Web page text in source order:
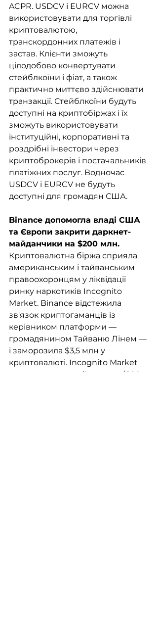
ACPR. USDCV і EURCV можна
використовувати для торгівлі
криптовалютою,
транскордонних платежів і
застав. Клієнти зможуть
цілодобово конвертувати
стейблкоїни і фіат, а також
практично миттєво здійснювати
транзакції. Стейблкоїни будуть
доступні на криптобіржах і їх
зможуть використовувати
інституційні, корпоративні та
роздрібні інвестори через
криптоброкерів і постачальників
платіжних послуг. Водночас
USDCV і EURCV не будуть
доступні для громадян США.
Binance допомогла владі США
та Європи закрити даркнет-
майданчики на $200 млн.
Криптовалютна біржа сприяла
американським і тайванським
правоохоронцям у ліквідації
ринку наркотиків Incognito
Market. Binance відстежила
зв'язок криптогаманців із
керівником платформи —
громадянином Тайваню Лінем —
і заморозила $3,5 млн у
криптовалюті. Incognito Market
проводив операції на суму $100